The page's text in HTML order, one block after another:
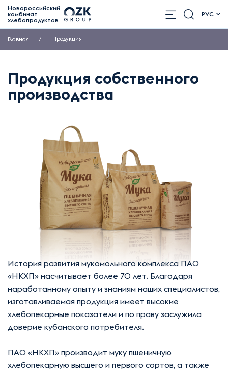
Новороссийский
комбинат
хлебопродуктов
РУС
Главная Продукция
Продукция собственного
производства
История развития мукомольного комплекса ПАО
«НКХП» насчитывает более 70 лет. Благодаря
наработанному опыту и знаниям наших специалистов,
изготавливаемая продукция имеет высокие
хлебопекарные показатели и по праву заслужила
доверие кубанского потребителя.
ПАО «НКХП» производит муку пшеничную
хлебопекарную высшего и первого сортов, а также